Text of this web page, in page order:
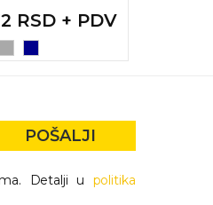
RSD + PDV
POŠALJI
Detalji u politika